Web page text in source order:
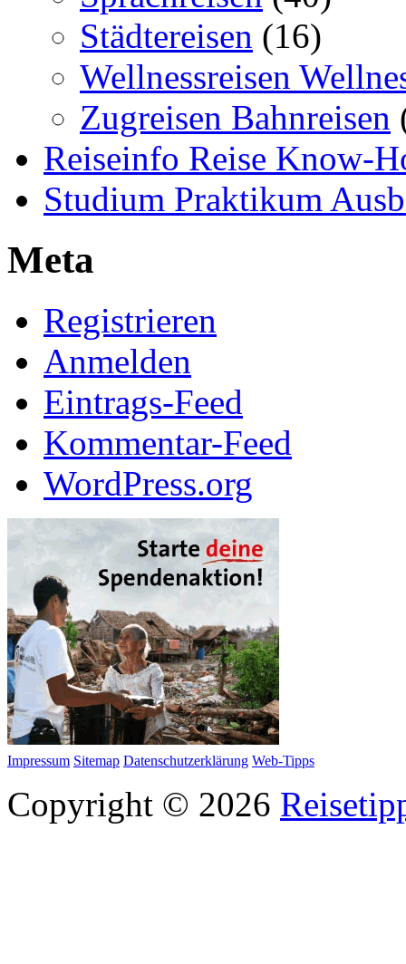
Städtereisen (16)
Wellnessreisen
Zugreisen Bahnreisen
Reiseinfo Reise Know-
Studium Praktikum
Meta
Registrieren
Anmelden
Eintrags-Feed
Kommentar-Feed
WordPress.org
Impressum Sitemap Datenschutzerklärung Web-Tipps
Copyright © 2026